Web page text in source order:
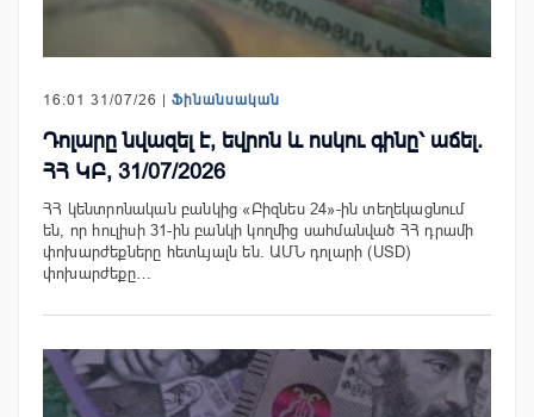
16:01 31/07/26 | Ֆինանսական
Դոլարը նվազել է, եվրոն և ոսկու գինը՝ աճել.
ՀՀ ԿԲ, 31/07/2026
ՀՀ կենտրոնական բանկից «Բիզնես 24»-ին տեղեկացնում
են, որ հուլիսի 31-ին բանկի կողմից սահմանված ՀՀ դրամի
փոխարժեքները հետևյալն են. ԱՄՆ դոլարի (USD)
փոխարժեքը…